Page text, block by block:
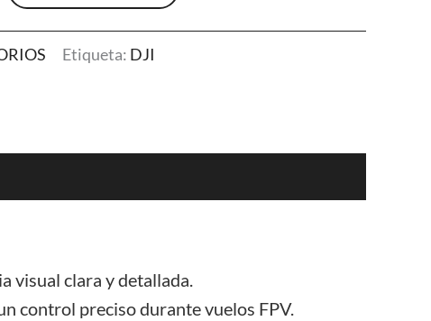
Etiqueta: DJI
visual clara y detallada.
control preciso durante vuelos FPV.